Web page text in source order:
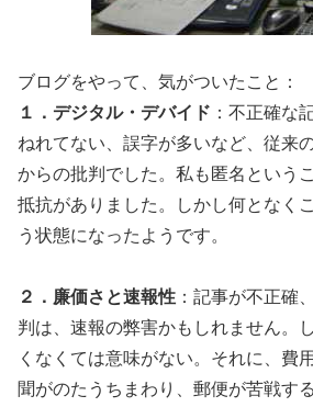
ブログをやって、気がついたこと：
１．デジタル・デバイド ：不正確な
ねれてない、誤字が多いなど、従来
からの批判でした。私も匿名という
抵抗がありました。しかし何となく
う状態になったようです。
２．廉価さと速報性 ：記事が不正確
判は、速報の弊害かもしれません。
くなくては意味がない。それに、費
聞がのたうちまわり、郵便が苦戦す